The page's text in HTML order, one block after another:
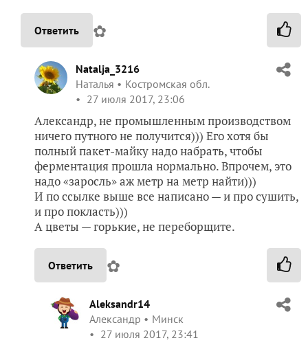
Ответить ✿
Natalja_3216
Наталья
Костромская обл.
27 июля 2017, 23:06
Александр, не промышленным производством
ничего путного не получится))) Его хотя бы
полный пакет-майку надо набрать, чтобы
ферментация прошла нормально. Впрочем, это
надо «заросль» аж метр на метр найти)))
И по ссылке выше все написано — и про сушить,
и про покласть)))
А цветы — горькие, не переборщите.
Ответить ✿
Aleksandr14
Александр
Минск
27 июля 2017, 23:41